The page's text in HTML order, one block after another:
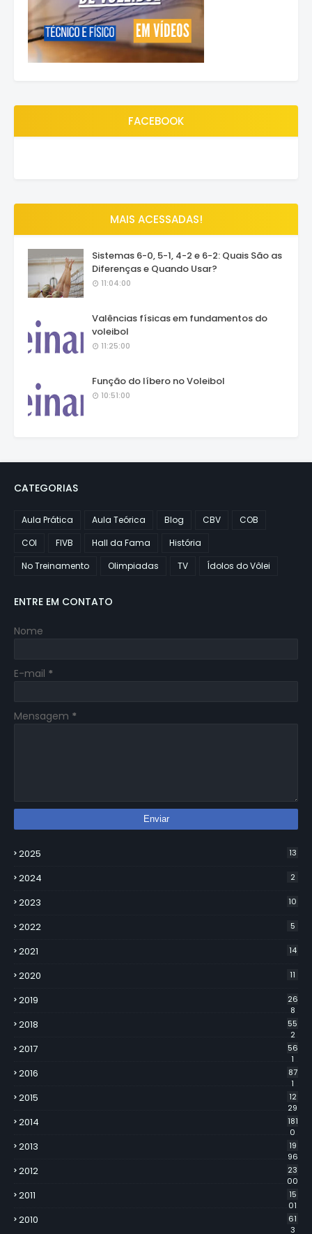
FACEBOOK
MAIS ACESSADAS!
Sistemas 6-0, 5-1, 4-2 e 6-2: Quais São as
Diferenças e Quando Usar?
11:04:00
Valências físicas em fundamentos do
voleibol
11:25:00
Função do líbero no Voleibol
10:51:00
CATEGORIAS
Aula Prática Aula Teórica Blog CBV
COB
COI
FIVB Hall da Fama
História
No Treinamento
Olimpiadas TV Ídolos do Vôlei
ENTRE EM CONTATO
Nome
E-mail *
Mensagem *
2025 13
2024 2
2023 10
2022 5
2021 14
2020 11
2019
26
8
2018
55
2
2017
56
1
2016
87
1
2015
12
29
2014
181
0
2013
19
96
2012
23
00
2011
15
01
2010
61
3